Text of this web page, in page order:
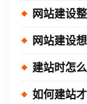
网站建设
网站建设
建站时怎
如何建站